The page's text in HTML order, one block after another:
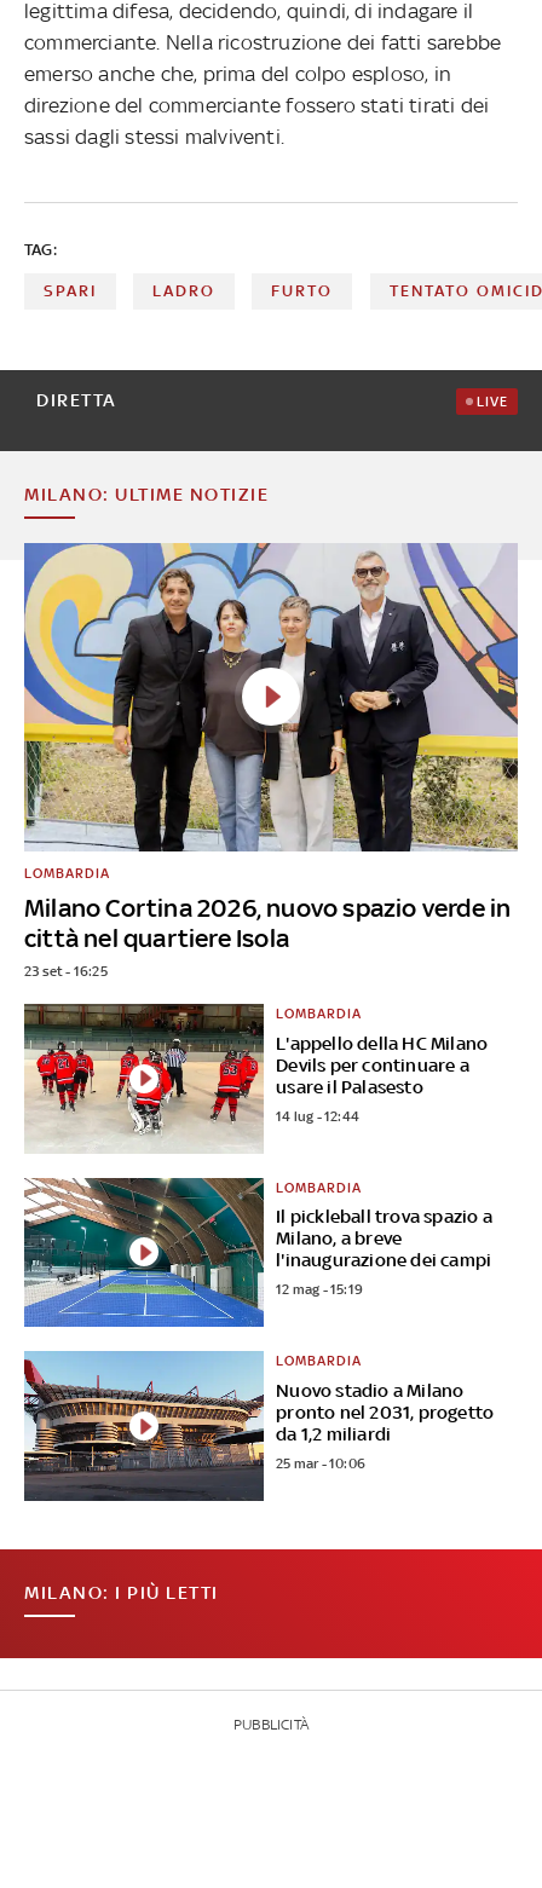
legittima difesa, decidendo, quindi, di indagare il
commerciante. Nella ricostruzione dei fatti sarebbe
emerso anche che, prima del colpo esploso, in
direzione del commerciante fossero stati tirati dei
sassi dagli stessi malviventi.
TAG:
SPARI LADRO FURTO TENTATO
DIRETTA LIVE
MILANO: ULTIME NOTIZIE
Milano Cortina 2026, nuovo spazio verde in
città nel quartiere Isola
LOMBARDIA
23 set - 16:25
L'appello della HC Milano
Devils per continuare a
usare il Palasesto
LOMBARDIA
14 lug - 12:44
Il pickleball trova spazio a
Milano, a breve
l'inaugurazione dei campi
LOMBARDIA
12 mag - 15:19
Nuovo stadio a Milano
pronto nel 2031, progetto
da 1,2 miliardi
LOMBARDIA
25 mar - 10:06
MILANO: I PIÙ LETTI
PUBBLICITÀ